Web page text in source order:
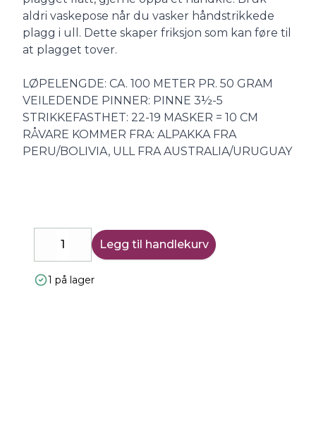
aldri vaskepose når du vasker håndstrikkede
plagg i ull. Dette skaper friksjon som kan føre til
at plagget tover.
LØPELENGDE: CA. 100 METER PR. 50 GRAM
VEILEDENDE PINNER: PINNE 3½-5
STRIKKEFASTHET: 22-19 MASKER = 10 CM
RÅVARE KOMMER FRA: ALPAKKA FRA
PERU/BOLIVIA, ULL FRA AUSTRALIA/URUGUAY
DecreaseIncrease
Legg til handlekurv
1 på lager